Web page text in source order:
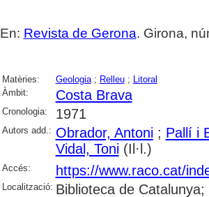
En: Revista de Gerona. Girona,
Matèries: Geologia; Relleu; Litoral
Àmbit:
Costa Brava
Cronologia: 1971
Autors add.: Obrador, Antoni; Pallí i
Vidal, Toni(Il·l.)
Accés: https://www.raco.cat/
Localització: Biblioteca de